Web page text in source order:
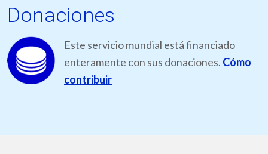
Donaciones
Este servicio mundial está financiado
enteramente con sus donaciones. Cómo
contribuir